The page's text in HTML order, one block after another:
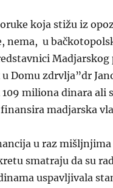
koja stižu iz
nema, u
Domu zdrvlja”dr
miliona dinara ali
madjarska
u raz mišljnjima
smatraju da su
uspavljivala